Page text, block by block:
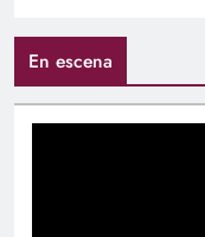
En escena